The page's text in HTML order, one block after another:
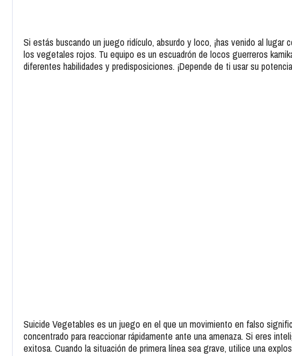
Si estás buscando un juego ridículo, absurdo y loco, ¡has venido al
los vegetales rojos. Tu equipo es un escuadrón de locos guerreros
diferentes habilidades y predisposiciones. ¡Depende de ti usar su
Suicide Vegetables es un juego en el que un movimiento en falso
concentrado para reaccionar rápidamente ante una amenaza. Si eres
exitosa. Cuando la situación de primera línea sea grave, utilice una